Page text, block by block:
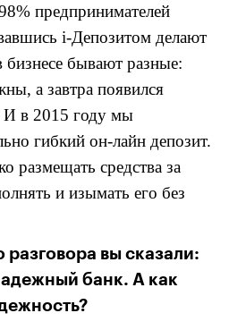
предпринимателей
i-Депозитом делают
бизнесе бывают разные:
а завтра появился
И в 2015 году мы
гибкий он-лайн депозит.
размещать средства за
и изымать его без
разговора вы сказали:
банк. А как